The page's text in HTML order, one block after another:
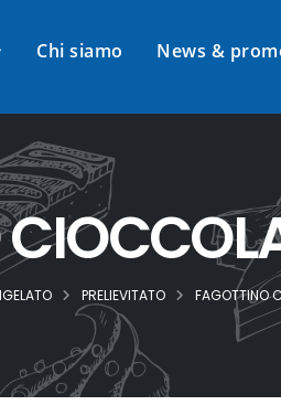
Chi siamo News &
PRELIEVITATO FAGOTTINO